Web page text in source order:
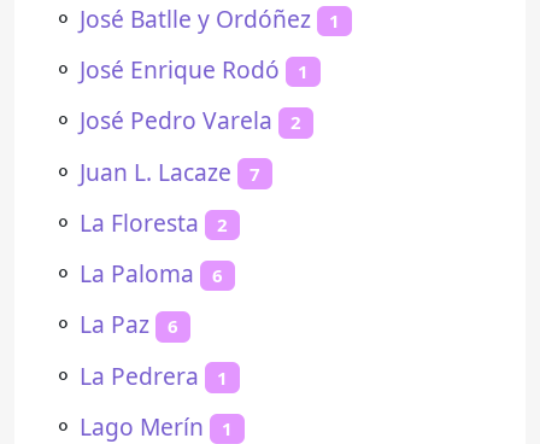
⚬ José Batlle y Ordóñez 1
⚬ José Enrique Rodó 1
⚬ José Pedro Varela 2
⚬ Juan L. Lacaze 7
⚬ La Floresta 2
⚬ La Paloma 6
⚬ La Paz 6
⚬ La Pedrera 1
⚬ Lago Merín 1